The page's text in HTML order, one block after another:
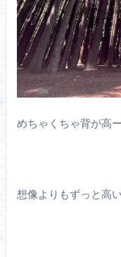
めちゃくちゃ背が高
想像よりもずっと高